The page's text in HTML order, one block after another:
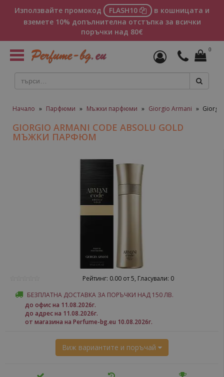
Използвайте промокод FLASH10
в кошницата и
вземете 10% допълнителна отстъпка за всички
поръчки над 80€
Toggle
navigation
0
Начало » Парфюми » Мъжки парфюми » Giorgio Armani »
GIORGIO ARMANI CODE ABSOLU GOLD
МЪЖКИ ПАРФЮМ
Рейтинг: 0.00 от 5, Гласували: 0
БЕЗПЛАТНА ДОСТАВКА ЗА ПОРЪЧКИ НАД 150 ЛВ.
до офис на 11.08.2026г.
до адрес на 11.08.2026г.
от магазина на Perfume-bg.eu 10.08.2026г.
Виж вариантите и поръчай